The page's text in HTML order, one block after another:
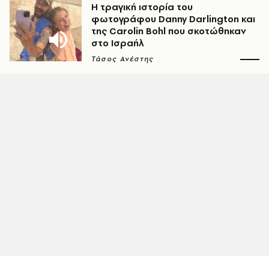
Η τραγική ιστορία του
φωτογράφου Danny Darlington και
της Carolin Bohl που σκοτώθηκαν
στο Ισραήλ
Τάσος Ανέστης